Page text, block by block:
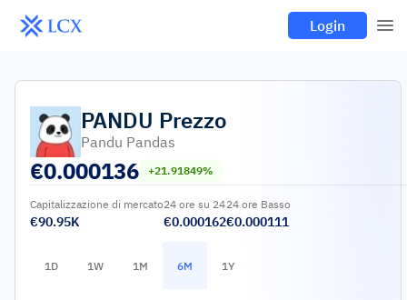
Login
PANDU Prezzo
Pandu Pandas
€0.000136 +21.91849%
Capitalizzazione di mercato
€90.95K
24 ore su 24
€0.000162
24 ore Basso
€0.000111
1D 1W 1M 6M 1Y